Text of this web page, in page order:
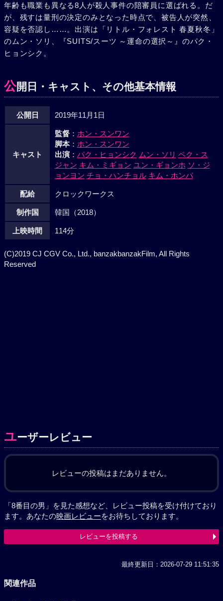
年齢も職業も異なる8人が殺人事件の陪審員に選ばれる。だ
が、残すは量刑の決定のみとなった時点で、被告人が突然、
容疑を否認し……。出演は「リトル・フォレスト 春夏秋冬」
のムン・ソリ、『SUITS/スーツ ～運命の選択～』のパク・
ヒョンシク。
公開日・キャスト、その他基本情報
公開日 2019年11月1日
キャスト
監督： ホン・スンワン
脚本： ホン・スンワン
出演： パク・ヒョンシク ムン・ソリ ペク・ス
ジャン キム・ミギョン ユン・ギョンホ ソ・ジ
ョンヨン チョ・ハンチョル キム・ホンパ
配給 クロックワークス
制作国 韓国（2018）
上映時間 114分
(C)2019 CJ CGV Co., Ltd., banzakbanzakFilm, All Rights
Reserved
ユーザーレビュー
レビューの投稿はまだありません。
「8番目の男」を見た感想など、レビュー投稿を受け付けており
ます。あなたの映画レビューをお待ちしております。
レビューを投稿する
最終更新日：2026-07-29 11:51:35
関連作品